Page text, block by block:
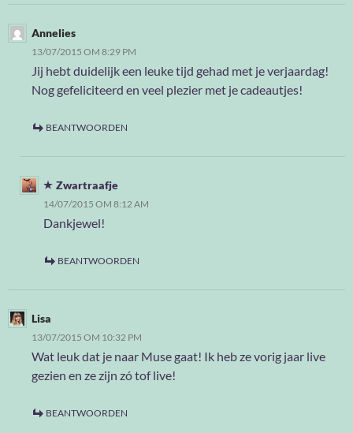
Annelies
13/07/2015 OM 8:29 PM
Jij hebt duidelijk een leuke tijd gehad met je verjaardag!
Nog gefeliciteerd en veel plezier met je cadeautjes!
BEANTWOORDEN
Zwartraafje
14/07/2015 OM 8:12 AM
Dankjewel!
BEANTWOORDEN
Lisa
13/07/2015 OM 10:32 PM
Wat leuk dat je naar Muse gaat! Ik heb ze vorig jaar live
gezien en ze zijn zó tof live!
BEANTWOORDEN